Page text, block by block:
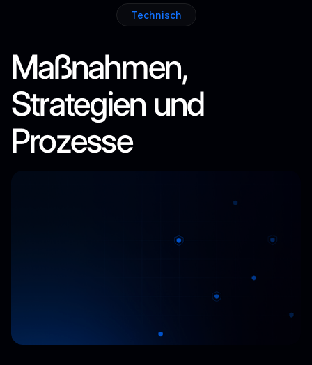
Technisch
Maßnahmen,
Strategien und
Prozesse